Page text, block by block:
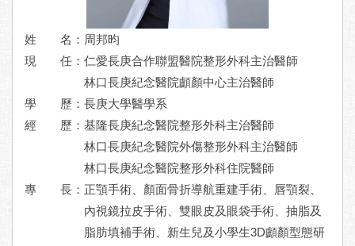
姓 名：周邦昀
現 任： 仁愛長庚合作聯盟醫院整形外科主治醫師
林口長庚紀念醫院顱顏中心主治醫師
學 歷： 長庚大學醫學系
經 歷： 基隆長庚紀念醫院整形外科主治醫師
林口長庚紀念醫院外傷整形外科主治醫師
林口長庚紀念醫院整形外科住院醫師
專 長： 正顎手術、顏面骨折導航重建手術、唇顎裂、
內視鏡拉皮手術、雙眼皮及眼袋手術、抽脂及
脂肪填補手術、新生兒及小學生3D顱顏型態研